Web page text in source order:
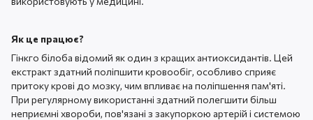
Як це працює?
Гінкго білоба відомий як один з кращих антиоксидантів. Цей
екстракт здатний поліпшити кровообіг, особливо сприяє
притоку крові до мозку, чим впливає на поліпшення пам'яті.
При регулярному використанні здатний полегшити більш
неприємні хвороби, пов'язані з закупоркою артерій і системою